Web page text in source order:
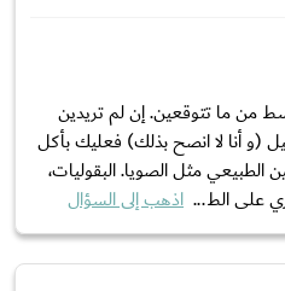
من ما تتوقعين. إن لم تريدين
(و أنا لا انصح بذلك) فعليك بأكل
الطبيعي مثل الصويا. البقوليات،
على الط... اذهب إلى السؤال